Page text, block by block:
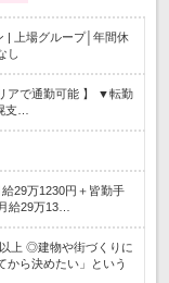
| 上場グループ│年間休
し
アで通勤可能 】 ▼転勤
支…
29万1230円＋皆勤手
給29万13…
上 ◎建物や街づくりに
ら決めたい」という